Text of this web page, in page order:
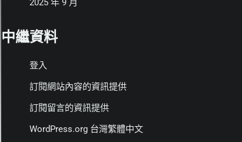
中繼資料
登入
訂閱網站內容的資訊提供
訂閱留言的資訊提供
WordPress.org 台灣繁體中文